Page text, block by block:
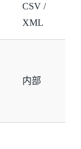
CSV /
XML
内部